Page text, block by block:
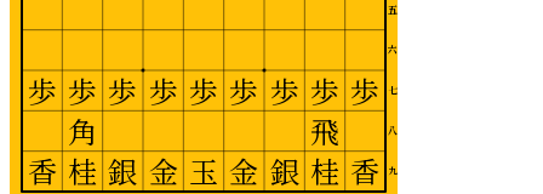
五
六
七
八
九
歩
香
歩
飛
桂
歩
銀
歩
金
歩
玉
歩
金
歩
銀
歩
角
桂
歩
香